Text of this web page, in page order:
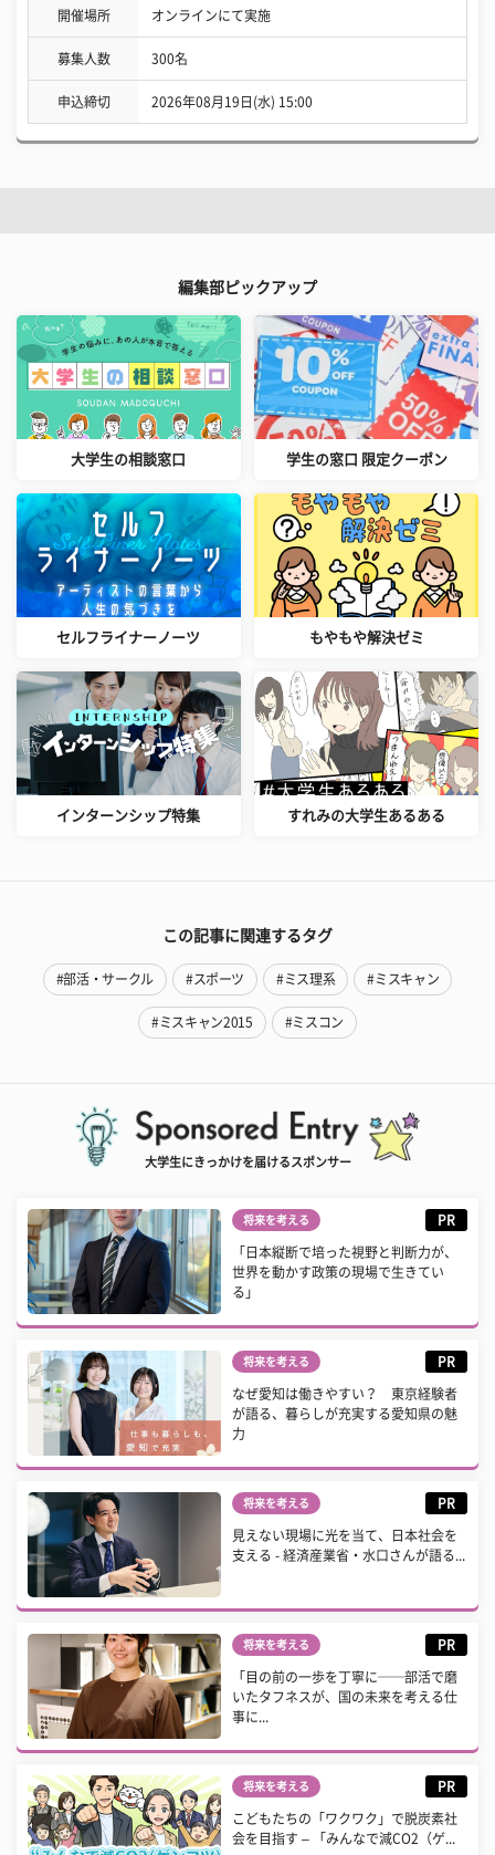
開催場所 オンラインにて実施
募集人数 300名
申込締切 2026年08月19日(水) 15:00
編集部ピックアップ
大学生の相談窓口 学生の窓口 限定クーポン
セルフライナーノーツ もやもや解決ゼミ
インターンシップ特集 すれみの大学生あるある
この記事に関連するタグ
#部活・サークル #スポーツ #ミス理系 #ミスキャン
#ミスキャン2015 #ミスコン
大学生にきっかけを届けるスポンサー
将来を考える PR
「日本縦断で培った視野と判断力が、
世界を動かす政策の現場で生きてい
る」
将来を考える PR
なぜ愛知は働きやすい？ 東京経験者
が語る、暮らしが充実する愛知県の魅
力
将来を考える PR
見えない現場に光を当て、日本社会を
支える - 経済産業省・水口さんが語る...
将来を考える PR
「目の前の一歩を丁寧に──部活で磨
いたタフネスが、国の未来を考える仕
事に...
将来を考える PR
こどもたちの「ワクワク」で脱炭素社
会を目指す – 「みんなで減CO2（ゲ...